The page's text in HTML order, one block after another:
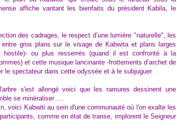
affiche vantant les bienfaits du président Kabila, le
des cadrages, le respect d’une lumière "naturelle", les
entre gros plans sur le visage de Kabwita et plans larges
hostile)- ou plus resserrés (quand il est confronté à la
et cette musique lancinante -frottements d’archet de
le spectateur dans cette odyssée et à le subjuguer
s'est allongé voici que les ramures dessinent une
se minéraliser ....
voici Kabwiti au sein d'une communauté où l'on exalte les
comme en état de transe, implorent le Seigneur